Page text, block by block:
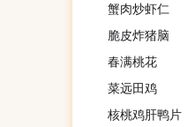
蟹肉炒虾仁
脆皮炸猪脑
春满桃花
菜远田鸡
核桃鸡肝鸭片